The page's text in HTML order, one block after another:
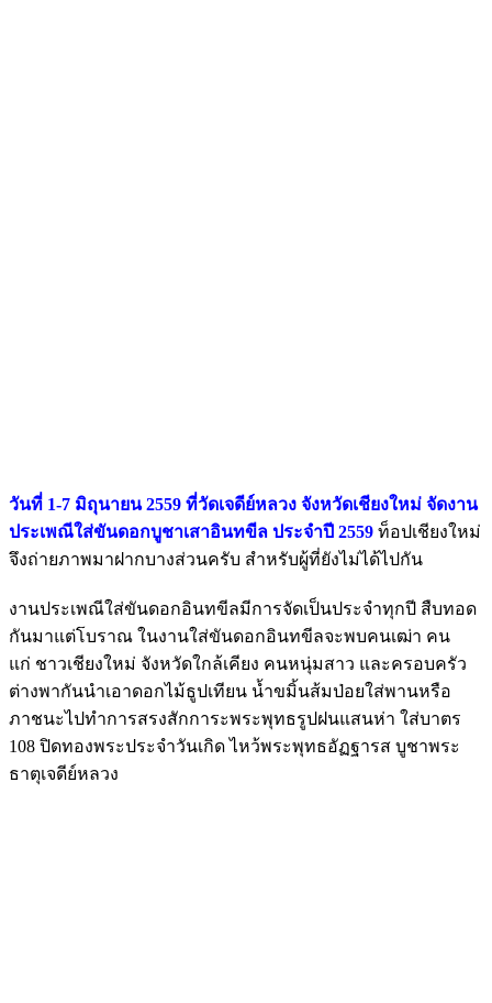
วันที่ 1-7 มิถุนายน 2559 ที่วัดเจดีย์หลวง จังหวัดเชียงใหม่ จัดงาน
ประเพณีใส่ขันดอกบูชาเสาอินทขีล ประจำปี 2559 ท็อปเชียงใหม่
จึงถ่ายภาพมาฝากบางส่วนครับ สำหรับผู้ที่ยังไม่ได้ไปกัน
งานประเพณีใส่ขันดอกอินทขีลมีการจัดเป็นประจำทุกปี สืบทอด
กันมาแต่โบราณ ในงานใส่ขันดอกอินทขีลจะพบคนเฒ่า คน
แก่ ชาวเชียงใหม่ จังหวัดใกล้เคียง คนหนุ่มสาว และครอบครัว
ต่างพากันนำเอาดอกไม้ธูปเทียน น้ำขมิ้นส้มป่อยใส่พานหรือ
ภาชนะไปทำการสรงสักการะพระพุทธรูปฝนแสนห่า ใส่บาตร
108 ปิดทองพระประจำวันเกิด ไหว้พระพุทธอัฏฐารส บูชาพระ
ธาตุเจดีย์หลวง